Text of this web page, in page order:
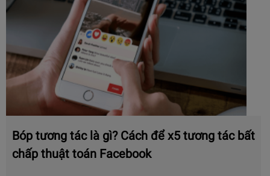
Bóp tương tác là gì? Cách để x5 tương tác bất
chấp thuật toán Facebook